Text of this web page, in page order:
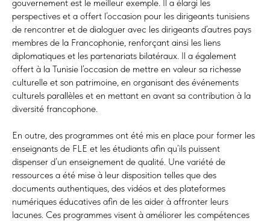
gouvernement est le meilleur exemple. Il a élargi les
perspectives et a offert l’occasion pour les dirigeants tunisiens
de rencontrer et de dialoguer avec les dirigeants d’autres pays
membres de la Francophonie, renforçant ainsi les liens
diplomatiques et les partenariats bilatéraux. Il a également
offert à la Tunisie l’occasion de mettre en valeur sa richesse
culturelle et son patrimoine, en organisant des événements
culturels parallèles et en mettant en avant sa contribution à la
diversité francophone.
En outre, des programmes ont été mis en place pour former les
enseignants de FLE et les étudiants afin qu’ils puissent
dispenser d’un enseignement de qualité. Une variété de
ressources a été mise à leur disposition telles que des
documents authentiques, des vidéos et des plateformes
numériques éducatives afin de les aider à affronter leurs
lacunes. Ces programmes visent à améliorer les compétences